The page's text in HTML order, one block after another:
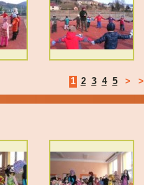
1 2 3 4 5 >